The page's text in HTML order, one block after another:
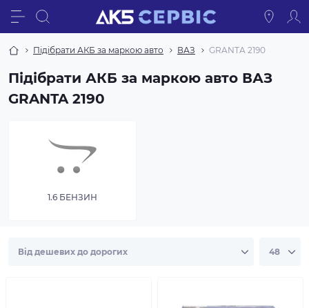
Підібрати АКБ за маркою авто ВАЗ GRANTA 2190
Підібрати АКБ за маркою авто ВАЗ
GRANTA 2190
1.6 БЕНЗИН